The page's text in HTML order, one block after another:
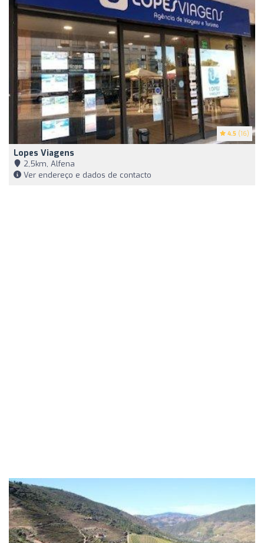
4.5 (16)
Lopes Viagens
2,5km, Alfena
Ver endereço e dados de contacto